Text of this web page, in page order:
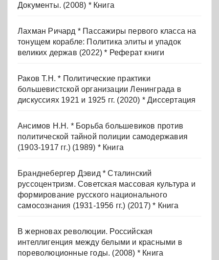
Документы. (2008) * Книга
Лахман Ричард * Пассажиры первого класса на
тонущем корабле: Политика элиты и упадок
великих держав (2022) * Реферат книги
Раков Т.Н. * Политические практики
большевистской организации Ленинграда в
дискуссиях 1921 и 1925 гг. (2020) * Диссертация
Ансимов Н.Н. * Борьба большевиков против
политической тайной полиции самодержавия
(1903-1917 гг.) (1989) * Книга
Бранднебергер Дэвид * Сталинский
руссоцентризм. Советская массовая культура и
формирование русского национального
самосознания (1931-1956 гг.) (2017) * Книга
В жерновах революции. Российская
интеллигенция между белыми и красными в
пореволюционные годы. (2008) * Книга